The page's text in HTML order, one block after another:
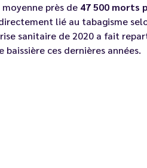
près de 47 500 morts
lié au tabagisme
sanitaire de 2020 a fait
ces dernières années.